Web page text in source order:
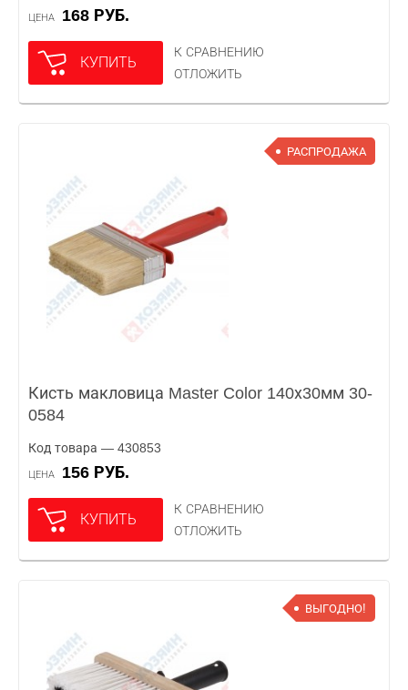
ЦЕНА 168 РУБ.
КУПИТЬ
К СРАВНЕНИЮ
ОТЛОЖИТЬ
РАСПРОДАЖА
Кисть макловица Master Color 140х30мм 30-
0584
Код товара — 430853
ЦЕНА 156 РУБ.
КУПИТЬ
К СРАВНЕНИЮ
ОТЛОЖИТЬ
ВЫГОДНО!